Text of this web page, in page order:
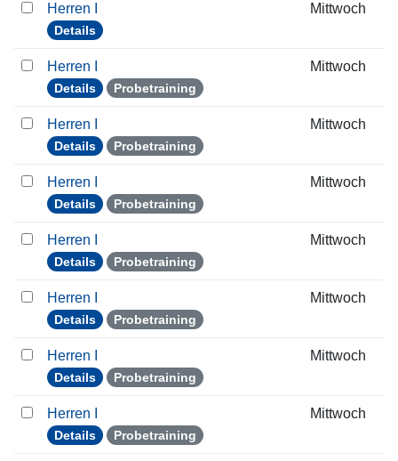
Herren I
Details
Mittwoch
Herren I
Details Probetraining
Mittwoch
Herren I
Details Probetraining
Mittwoch
Herren I
Details Probetraining
Mittwoch
Herren I
Details Probetraining
Mittwoch
Herren I
Details Probetraining
Mittwoch
Herren I
Details Probetraining
Mittwoch
Herren I
Details Probetraining
Mittwoch